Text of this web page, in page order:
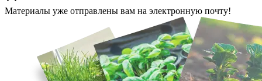
Материалы уже отправлены вам на электронную почту!